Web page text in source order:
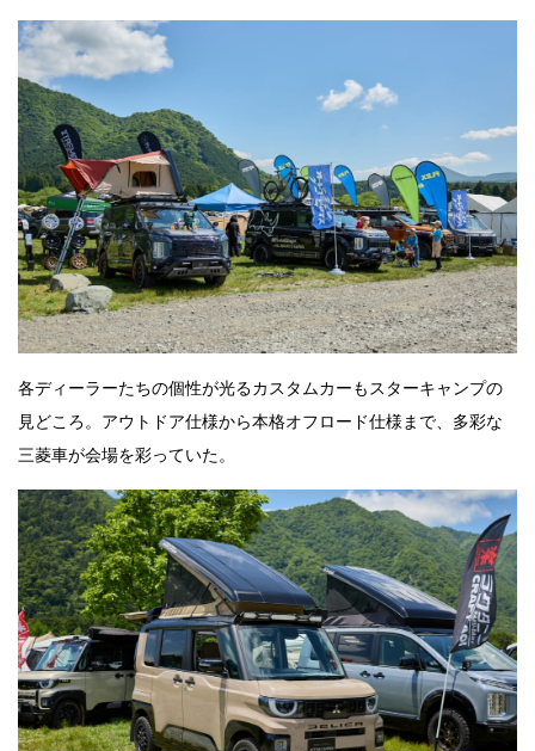
各ディーラーたちの個性が光るカスタムカーもスターキャンプの
見どころ。アウトドア仕様から本格オフロード仕様まで、多彩な
三菱車が会場を彩っていた。